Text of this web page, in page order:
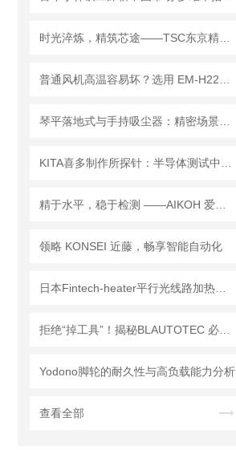
领略 KONSEI 近藤，畅享智能自动化
Yodono脚轮的耐久性与高负载能力分析
查看全部